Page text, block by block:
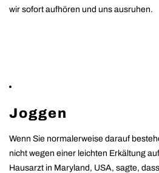
wir sofort aufhören und uns ausruhen.
Joggen
Wenn Sie normalerweise darauf
nicht wegen einer leichten Erkältung
Hausarzt in Maryland, USA, sagte,